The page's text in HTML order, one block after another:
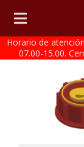
Horario de
07.00-15.00.